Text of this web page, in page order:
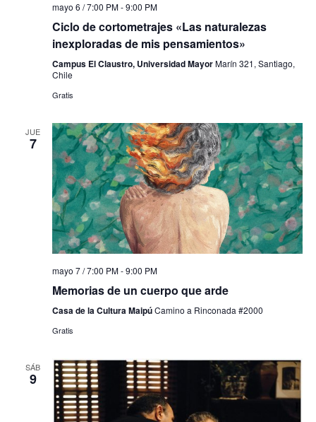
mayo 6 / 7:00 PM-9:00 PM
Ciclo de cortometrajes «Las naturalezas
inexploradas de mis pensamientos»
Campus El Claustro, Universidad MayorMarín 321, Santiago,
Chile
Gratis
JUE
7
mayo 7 / 7:00 PM-9:00 PM
Memorias de un cuerpo que arde
Casa de la Cultura MaipúCamino a Rinconada #2000
Gratis
SÁB
9